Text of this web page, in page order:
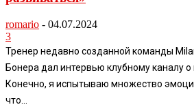
romario - 04.07.2024
3
Тренер недавно созданной команды
Бонера дал интервью клубному каналу о
Конечно, я испытываю множество
что...